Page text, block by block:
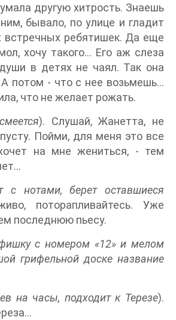
другую хитрость. Знаешь
бывало, по улице и гладит
встречных ребятишек. Да еще
хочу такого... Его аж слеза
в детях не чаял. Так она
А потом - что с нее возьмешь...
что не желает рожать.
). Слушай, Жанетта, не
Пойми, для меня это все
на мне жениться, - тем
с нотами, берет оставшиеся
поторапливайтесь. Уже
последнюю пьесу.
с номером «12» и мелом
грифельной доске название
на часы, подходит к Терезе).